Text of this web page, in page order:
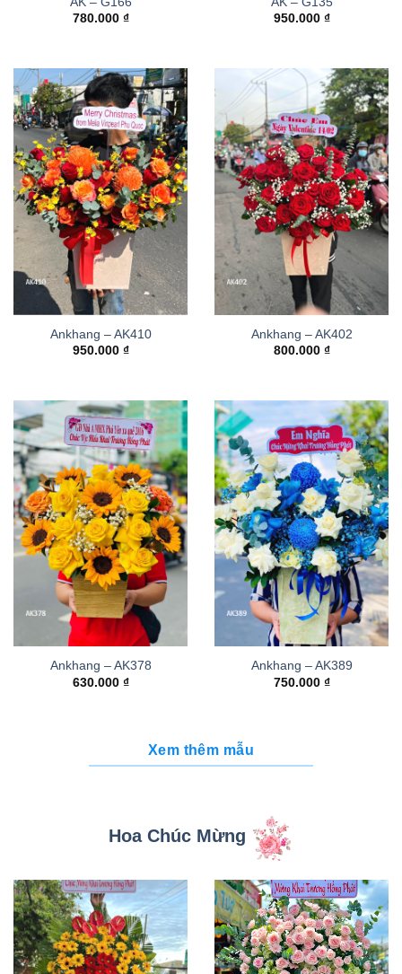
780.000 ₫
950.000 ₫
Ankhang – AK410
950.000 ₫
Ankhang – AK402
800.000 ₫
Ankhang – AK378
630.000 ₫
Ankhang – AK389
750.000 ₫
Xem thêm mẫu
Hoa Chúc Mừng